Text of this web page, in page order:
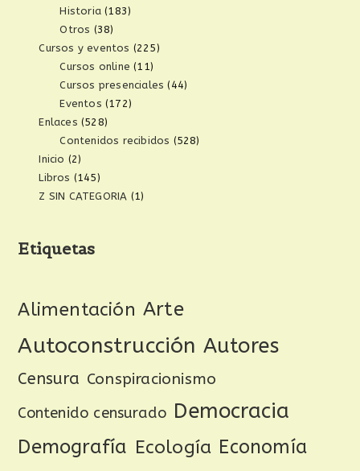
Historia (183)
Otros (38)
Cursos y eventos (225)
Cursos online (11)
Cursos presenciales (44)
Eventos (172)
Enlaces (528)
Contenidos recibidos (528)
Inicio (2)
Libros (145)
Z SIN CATEGORIA (1)
Etiquetas
Alimentación Arte
Autoconstrucción Autores
Censura Conspiracionismo
Contenido censurado Democracia
Demografía Ecología Economía